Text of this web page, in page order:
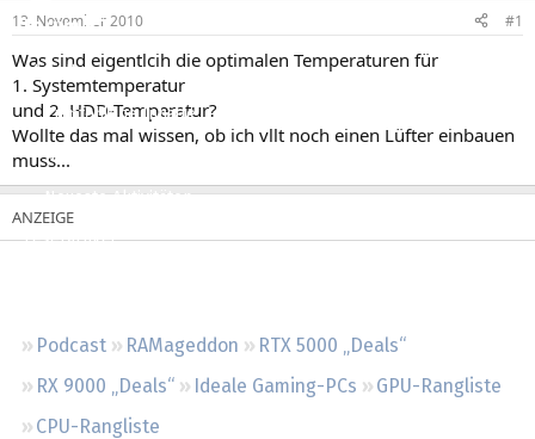
Forum
Aktuelles
Empfohlene Inhalte
Neue Beiträge
Neueste Aktivitäten
Leserartikel
Podcast RAMageddon
RTX 5000 „Deals“
RX 9000 „Deals“
Ideale Gaming-PCs
GPU-Rangliste
CPU-Rangliste
e
r
l
t
a
m
13. November 2010 #1
Was sind eigentlcih die optimalen Temperaturen für
1. Systemtemperatur
und 2. HDD-Temperatur?
Wollte das mal wissen, ob ich vllt noch einen Lüfter einbauen
muss...